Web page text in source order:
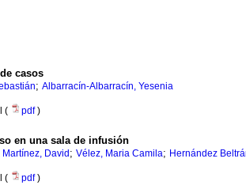
casos
; Albarracín-Albarracín, Yesenia
( pdf)
en una sala de infusión
Martínez, David ; Vélez, Maria Camila; Hernández
( pdf)